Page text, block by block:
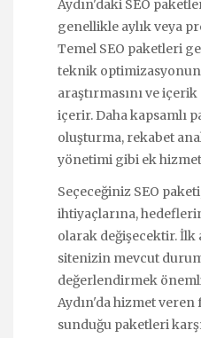
Aydın'daki SEO
genellikle aylık veya
Temel SEO paketleri
teknik
araştırmasını ve
içerir. Daha kapsamlı
oluşturma, rekabet
yönetimi gibi ek
Seçeceğiniz SEO
ihtiyaçlarına,
olarak değişecektir. İlk
sitenizin mevcut
değerlendirmek
Aydın'da hizmet veren
sunduğu paketleri